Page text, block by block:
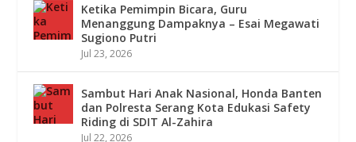
Ketika Pemimpin Bicara, Guru
Menanggung Dampaknya – Esai Megawati
Sugiono Putri
Jul 23, 2026
Sambut Hari Anak Nasional, Honda Banten
dan Polresta Serang Kota Edukasi Safety
Riding di SDIT Al-Zahira
Jul 22, 2026